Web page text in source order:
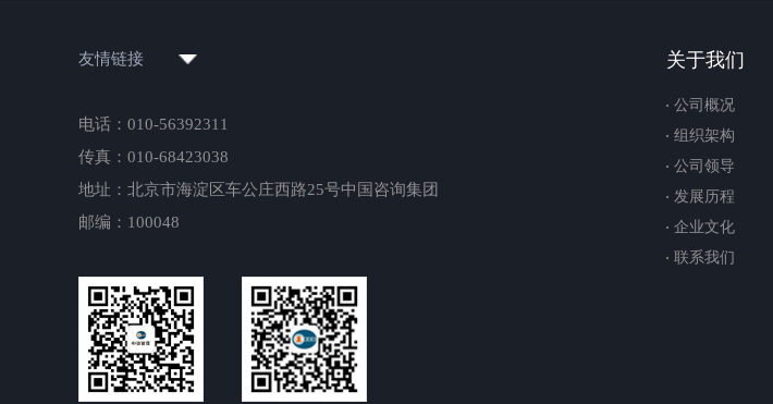
友情链接
电话：010-56392311
传真：010-68423038
地址：北京市海淀区车公庄西路25号中国咨询集团
邮编：100048
关于我们
公司概况
组织架构
公司领导
发展历程
企业文化
联系我们